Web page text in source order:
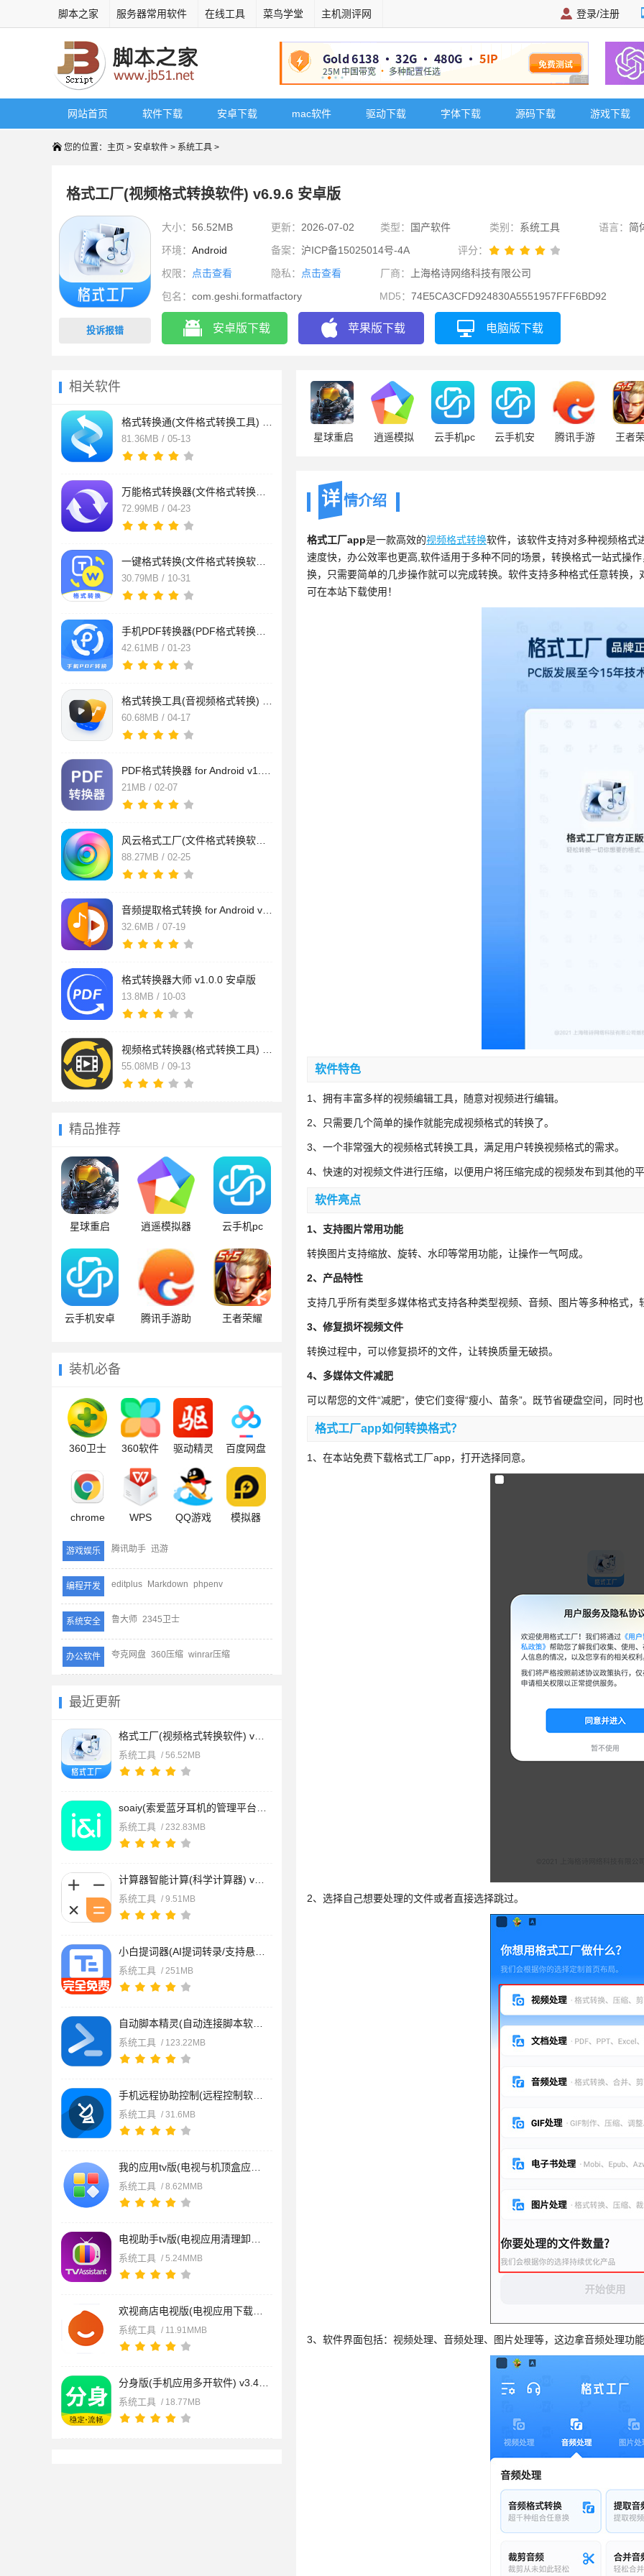
脚本之家 服务器常用软件 在线工具 菜鸟学堂 主机测评网 登录/注册
广告 商业广告，理
网站首页 软件下载 安卓下载 mac软件 驱动下载 字体下载 源码下载 游戏下载
您的位置： 主页 > 安卓软件 > 系统工具 >
格式工厂(视频格式转换软件) v6.9.6 安卓版
投诉报错
大小： 56.52MB 更新： 2026-07-02 类型： 国产软件 类别： 系统工具 语言： 简
环境： Android 备案： 沪ICP备15025014号-4A
评分：
权限：
点击查看 隐私： 点击查看 厂商：
上海格诗网络科技有限公司
包名： com.geshi.formatfactory MD5： 74E5CA3CFD924830A5551957FFF6BD92
安卓版下载 苹果版下载 电脑版下载
相关软件
81.36MB / 05-13
72.99MB / 04-23
30.79MB / 10-31
42.61MB / 01-23
60.68MB / 04-17
21MB / 02-07
88.27MB / 02-25
32.6MB / 07-19
格式转换器大师 v1.0.0 安卓版
13.8MB / 10-03
55.08MB / 09-13
精品推荐
星球重启 逍遥模拟器 云手机pc
云手机安卓 腾讯手游助 王者荣耀
装机必备
360卫士 360软件 驱动精灵 百度网盘
chrome WPS QQ游戏 模拟器
游戏娱乐 腾讯助手 迅游
编程开发 editplus Markdown phpenv
系统安全 鲁大师 2345卫士
办公软件 夸克网盘 360压缩 winrar压缩
最近更新
系统工具 / 56.52MB
系统工具 / 232.83MB
系统工具 / 9.51MB
系统工具 / 251MB
系统工具 / 123.22MB
系统工具 / 31.6MB
系统工具 / 8.62MMB
系统工具 / 5.24MMB
系统工具 / 11.91MMB
系统工具 / 18.77MB
星球重启
逍遥模拟
云手机pc
云手机安
腾讯手游
王者
详 情介绍
格式工厂app是一款高效的视频格式转换软件，该软件支持对多种视频格式
速度快，办公效率也更高,软件适用于多种不同的场景，转换格式一站式操
换，只需要简单的几步操作就可以完成转换。软件支持多种格式任意转换
可在本站下载使用！
软件特色
1、拥有丰富多样的视频编辑工具，随意对视频进行编辑。
2、只需要几个简单的操作就能完成视频格式的转换了。
3、一个非常强大的视频格式转换工具，满足用户转换视频格式的需求。
4、快速的对视频文件进行压缩，以便用户将压缩完成的视频发布到其他的
软件亮点
1、支持图片常用功能
转换图片支持缩放、旋转、水印等常用功能，让操作一气呵成。
2、产品特性
支持几乎所有类型多媒体格式支持各种类型视频、音频、图片等多种格式，
3、修复损坏视频文件
转换过程中，可以修复损坏的文件，让转换质量无破损。
4、多媒体文件减肥
可以帮您的文件“减肥”，使它们变得“瘦小、苗条”。既节省硬盘空间，同时
格式工厂app如何转换格式？
1、在本站免费下载格式工厂app，打开选择同意。
2、选择自己想要处理的文件或者直接选择跳过。
3、软件界面包括：视频处理、音频处理、图片处理等，这边拿音频处理功